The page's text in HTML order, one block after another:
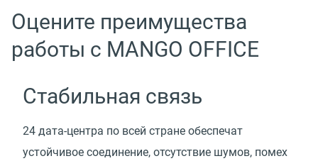
Оцените преимущества
работы с MANGO OFFICE
Стабильная связь
24 дата-центра по всей стране обеспечат
устойчивое соединение, отсутствие шумов, помех